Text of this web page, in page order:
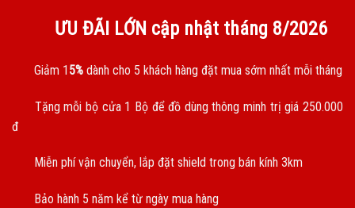
ƯU ĐÃI LỚN cập nhật tháng 8/2026
Giảm 15% dành cho 5 khách hàng đặt mua sớm nhất mỗi tháng
Tặng mỗi bộ cửa 1 Bộ để đồ dùng thông minh trị giá 250.000
đ
Miễn phí vận chuyển, lắp đặt shield trong bán kính 3km
Bảo hành 5 năm kể từ ngày mua hàng